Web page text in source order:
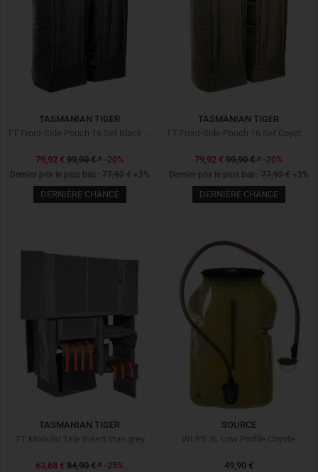
TASMANIAN TIGER
79,92 € 99,90 €* -20%
Dernier prix le plus bas : 77,92 € +3%
DERNIÈRE CHANCE
TASMANIAN TIGER
79,92 € 99,90 €* -20%
Dernier prix le plus bas : 77,92 € +3%
DERNIÈRE CHANCE
TASMANIAN TIGER
TT Modular Tele Insert titan grey
63,68 € 84,90 €* -25%
SOURCE
WLPS 3L Low Profile Coyote
49,90 €